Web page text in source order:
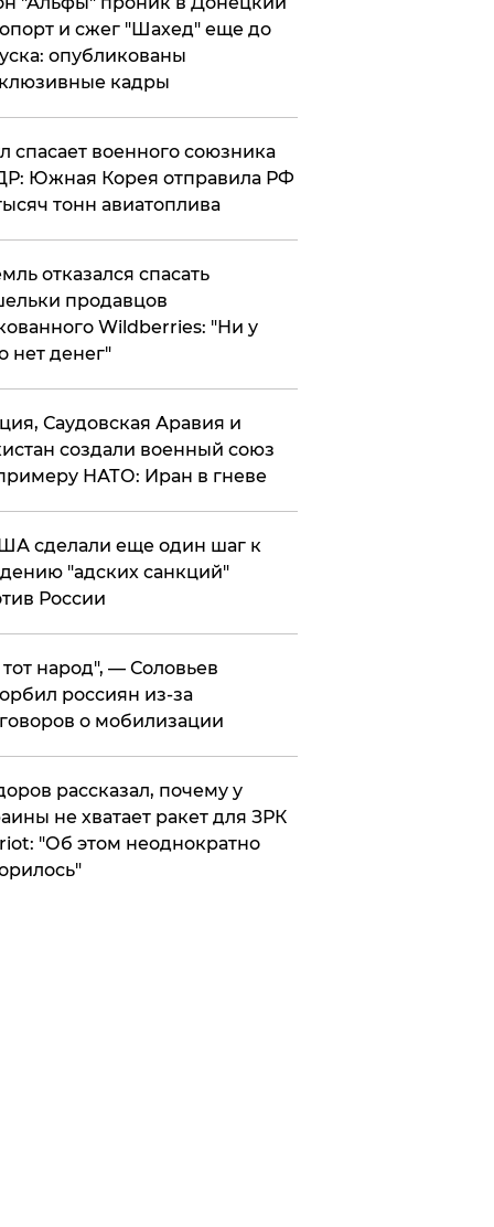
и сжег "Шахед" еще до
опубликованы
кадры
спасает военного союзника
Южная Корея отправила РФ
тонн авиатоплива
отказался спасать
продавцов
Wildberries: "Ни у
нет денег"
Саудовская Аравия и
создали военный союз
НАТО: Иран в гневе
сделали еще один шаг к
"адских санкций"
России
народ", — Соловьев
россиян из-за
о мобилизации
рассказал, почему у
не хватает ракет для ЗРК
"Об этом неоднократно